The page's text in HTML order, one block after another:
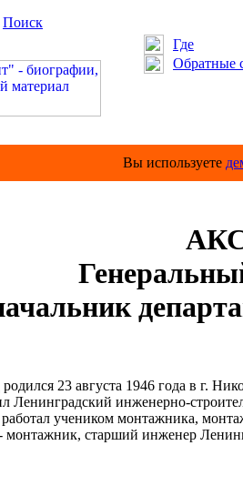
Поиск
Где
Обратные
Вы используете
23 августа 1946 года в г.
инженерно-
учеником монтажника,
старший инженер